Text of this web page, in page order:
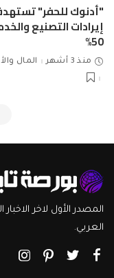
"أدنوك للحفر"
إيرادات التصنيع
50%
منذ 3 أشهر المال
المصدر الأول لاخر
العربي.